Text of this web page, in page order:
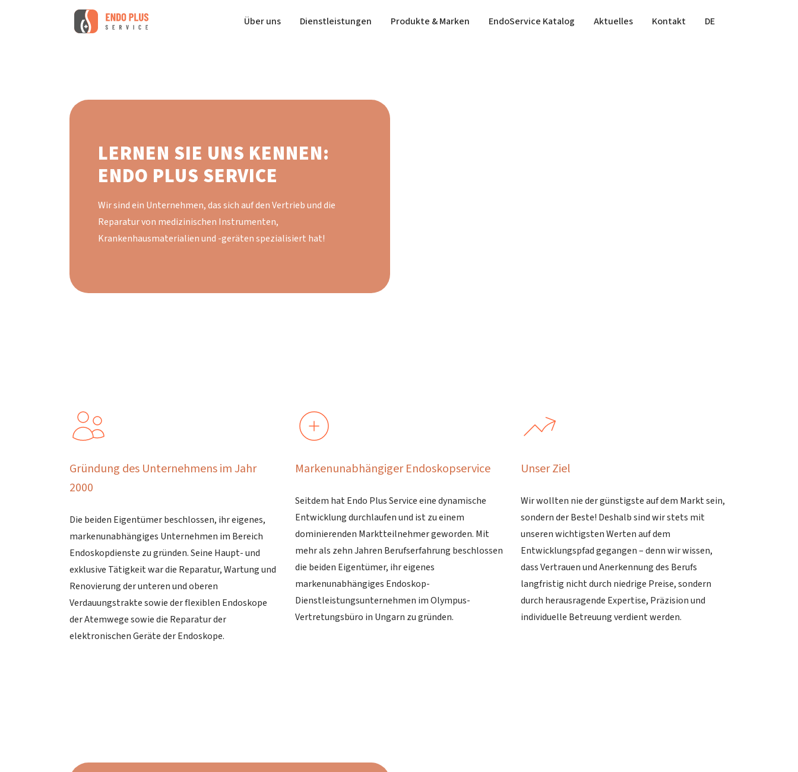
Über uns(current)Dienstleistungen Produkte & Marken EndoService Katalog Aktuelles Kontakt DE
LERNEN SIE UNS KENNEN:
ENDO PLUS SERVICE
Wir sind ein Unternehmen, das sich auf den Vertrieb und die
Reparatur von medizinischen Instrumenten,
Krankenhausmaterialien und -geräten spezialisiert hat!
Gründung des Unternehmens im Jahr
2000
Die beiden Eigentümer beschlossen, ihr eigenes,
markenunabhängiges Unternehmen im Bereich
Endoskopdienste zu gründen. Seine Haupt- und
exklusive Tätigkeit war die Reparatur, Wartung und
Renovierung der unteren und oberen
Verdauungstrakte sowie der flexiblen Endoskope
der Atemwege sowie die Reparatur der
elektronischen Geräte der Endoskope.
Markenunabhängiger Endoskopservice
Seitdem hat Endo Plus Service eine dynamische
Entwicklung durchlaufen und ist zu einem
dominierenden Marktteilnehmer geworden. Mit
mehr als zehn Jahren Berufserfahrung beschlossen
die beiden Eigentümer, ihr eigenes
markenunabhängiges Endoskop-
Dienstleistungsunternehmen im Olympus-
Vertretungsbüro in Ungarn zu gründen.
Unser Ziel
Wir wollten nie der günstigste auf dem Markt sein,
sondern der Beste! Deshalb sind wir stets mit
unseren wichtigsten Werten auf dem
Entwicklungspfad gegangen – denn wir wissen,
dass Vertrauen und Anerkennung des Berufs
langfristig nicht durch niedrige Preise, sondern
durch herausragende Expertise, Präzision und
individuelle Betreuung verdient werden.